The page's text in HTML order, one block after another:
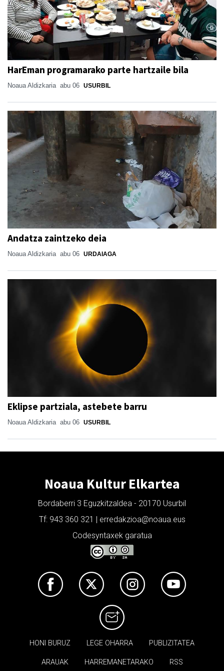
HarEman programarako parte hartzaile bila
Noaua Aldizkaria abu 06 USURBIL
Andatza zaintzeko deia
Noaua Aldizkaria abu 06 URDAIAGA
Eklipse partziala, astebete barru
Noaua Aldizkaria abu 06 USURBIL
Noaua Kultur Elkartea
Bordaberri 3 Eguzkitzaldea - 20170 Usurbil
Tf: 943 360 321 | erredakzioa@noaua.eus
Codesyntaxek garatua
HONI BURUZ LEGE OHARRA PUBLIZITATEA
ARAUAK HARREMANETARAKO RSS